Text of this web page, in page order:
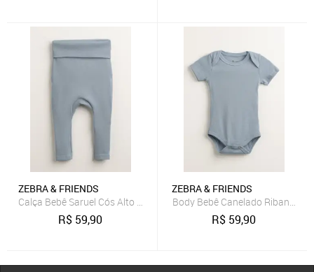
ZEBRA & FRIENDS
Calça Bebê Saruel Cós Alto Canelada Ribana Sustentável Azul Bebê
R$ 59,90
ZEBRA & FRIENDS
Body Bebê Canelado Ribana
R$ 59,90